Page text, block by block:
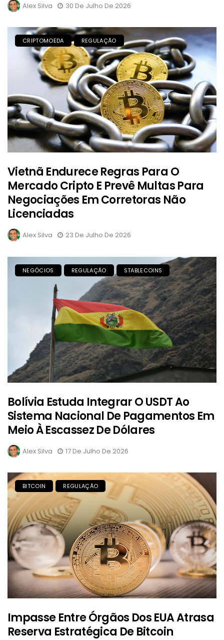
Alex Silva 30 De Julho De 2026
CRIPTOMOEDA REGULAÇÃO
Vietnã Endurece Regras Para O
Mercado Cripto E Prevê Multas Para
Negociações Em Corretoras Não
Licenciadas
Alex Silva 23 De Julho De 2026
NEGÓCIOS REGULAÇÃO STABLECOINS
Bolívia Estuda Integrar O USDT Ao
Sistema Nacional De Pagamentos Em
Meio À Escassez De Dólares
Alex Silva 17 De Julho De 2026
BITCOIN REGULAÇÃO
Impasse Entre Órgãos Dos EUA Atrasa
Reserva Estratégica De Bitcoin